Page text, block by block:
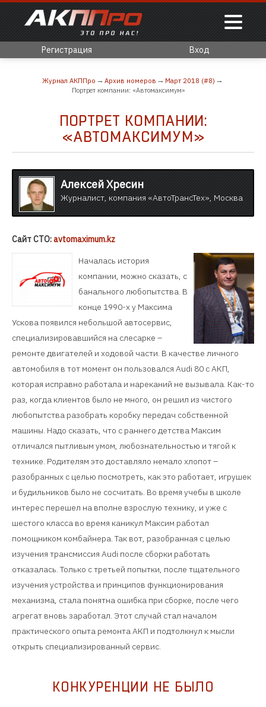
Регистрация Вход
Журнал АКППро Архив номеров
Март 2018 (#8)
Портрет компании: «Автомаксимум»
ПОРТРЕТ КОМПАНИИ:
«АВТОМАКСИМУМ»
Алексей Хресин
Журналист, компания «АвтоТрансТех», Москва
Сайт СТО:avtomaximum.kz
Началась история
компании, можно сказать, с
банального любопытства. В
конце 1990-х у Максима
Ускова появился небольшой автосервис,
специализировавшийся на слесарке –
ремонте двигателей и ходовой части. В качестве личного
автомобиля в тот момент он пользовался Audi 80 с АКП,
которая исправно работала и нареканий не вызывала. Как-то
раз, когда клиентов было не много, он решил из чистого
любопытства разобрать коробку передач собственной
машины. Надо сказать, что с раннего детства Максим
отличался пытливым умом, любознательностью и тягой к
технике. Родителям это доставляло немало хлопот –
разобранных с целью посмотреть, как это работает, игрушек
и будильников было не сосчитать. Во время учебы в школе
интерес перешел на вполне взрослую технику, и уже с
шестого класса во время каникул Максим работал
помощником комбайнера. Так вот, разобранная с целью
изучения трансмиссия Audi после сборки работать
отказалась. Только с третьей попытки, после тщательного
изучения устройства и принципов функционирования
механизма, стала понятна ошибка при сборке, после чего
агрегат вновь заработал. Этот случай стал началом
практического опыта ремонта АКП и подтолкнул к мысли
открыть специализированный сервис.
КОНКУРЕНЦИИ НЕ БЫЛО